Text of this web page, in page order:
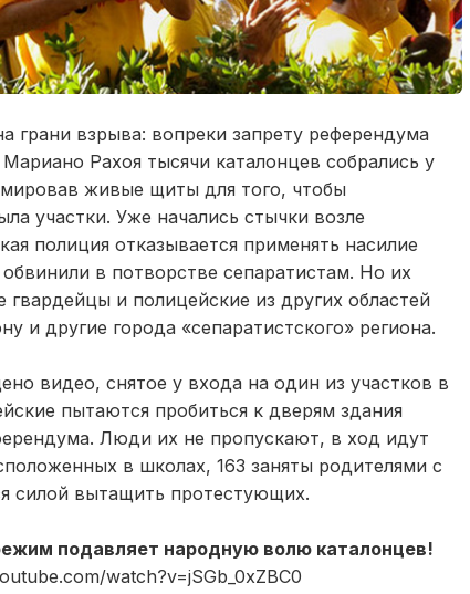
грани взрыва: вопреки запрету референдума
Рахоя тысячи каталонцев собрались у
живые щиты для того, чтобы
участки. Уже начались стычки возле
полиция отказывается применять насилие
в потворстве сепаратистам. Но их
и полицейские из других областей
и другие города «сепаратистского» региона.
видео, снятое у входа на один из участков в
пытаются пробиться к дверям здания
Люди их не пропускают, в ход идут
в школах, 163 заняты родителями с
силой вытащить протестующих.
подавляет народную волю каталонцев!
watch?v=jSGb_0xZBC0